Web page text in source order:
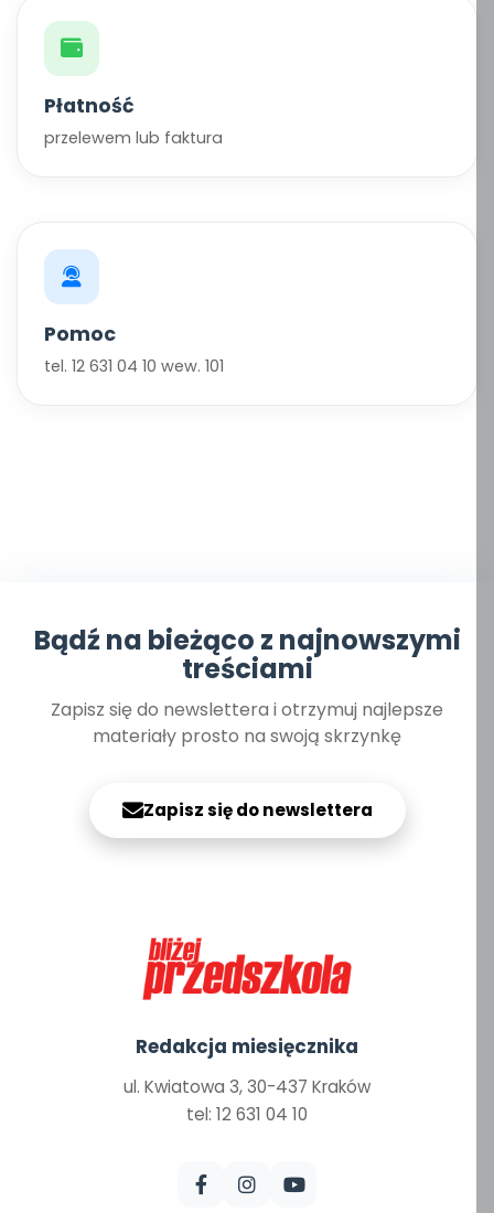
Płatność
przelewem lub faktura
Pomoc
tel. 12 631 04 10 wew. 101
Bądź na bieżąco z najnowszymi
treściami
Zapisz się do newslettera i otrzymuj najlepsze
materiały prosto na swoją skrzynkę
Zapisz się do newslettera
Redakcja miesięcznika
ul. Kwiatowa 3, 30-437 Kraków
tel: 12 631 04 10